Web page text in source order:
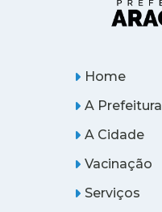
Home
A Prefeitura
A Cidade
Vacinação
Serviços